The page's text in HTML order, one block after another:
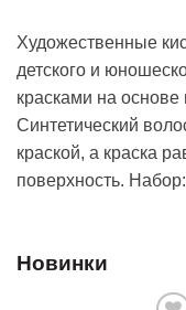
Художественные
детского и
красками на
Синтетический
краской, а краска
поверхность.
Новинки